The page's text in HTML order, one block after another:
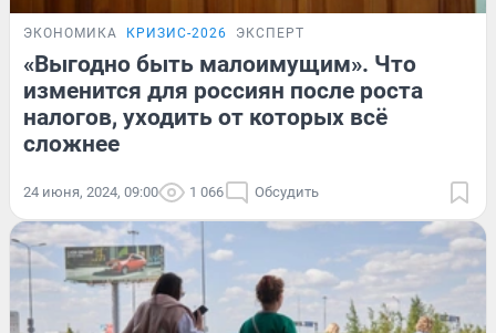
ЭКОНОМИКА КРИЗИС-2026 ЭКСПЕРТ
«Выгодно быть малоимущим». Что
изменится для россиян после роста
налогов, уходить от которых всё
сложнее
24 июня, 2024, 09:00 1 066 Обсудить